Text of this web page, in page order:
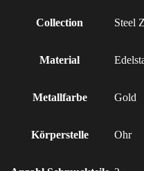
Collection Steel
Material
Metallfarbe Gold
Körperstelle Ohr